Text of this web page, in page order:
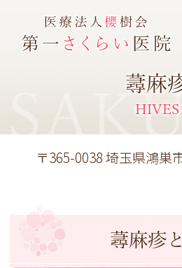
蕁麻
HIVES
〒365-0038 埼玉県鴻巣
蕁麻疹